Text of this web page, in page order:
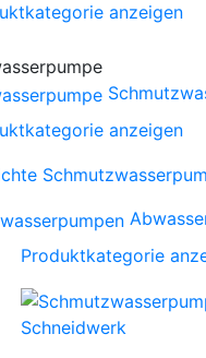
anzeigen
anzeigen
Produktkategorie
Schneidwerk